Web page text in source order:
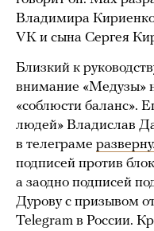
Владимира
VK и сына Сергея
Близкий к
внимание «Медузы»
«соблюсти баланс».
людей» Владислав
в телеграме
подписей против
а заодно подписей
Дурову с призывом
Telegram в России.